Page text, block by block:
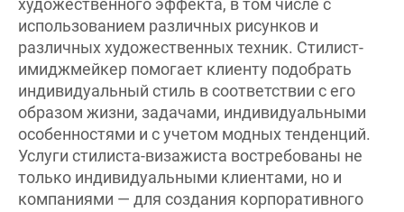
использованием различных рисунков и
различных художественных техник. Стилист-
имиджмейкер помогает клиенту подобрать
индивидуальный стиль в соответствии с его
образом жизни, задачами, индивидуальными
особенностями и с учетом модных тенденций.
Услуги стилиста-визажиста востребованы не
только индивидуальными клиентами, но и
компаниями — для создания корпоративного
имиджа сотрудников. Создание образов для